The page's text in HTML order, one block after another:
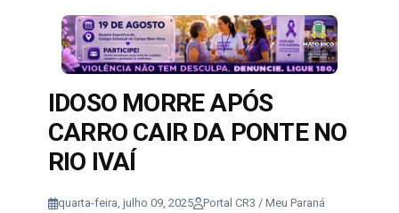
Sobre o blog
IDOSO MORRE APÓS
CARRO CAIR DA PONTE NO
RIO IVAÍ
quarta-feira, julho 09, 2025
Portal CR3 / Meu Paraná